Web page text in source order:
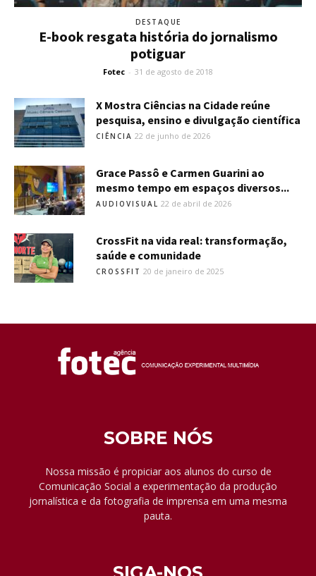
DESTAQUE
E-book resgata história do jornalismo
potiguar
Fotec - 31 de agosto de 2018
X Mostra Ciências na Cidade reúne
pesquisa, ensino e divulgação científica
CIÊNCIA 22 de junho de 2026
Grace Passô e Carmen Guarini ao
mesmo tempo em espaços diversos...
AUDIOVISUAL 22 de abril de 2026
CrossFit na vida real: transformação,
saúde e comunidade
CROSSFIT 20 de janeiro de 2025
SOBRE NÓS
Nossa missão é propiciar aos alunos do curso de
Comunicação Social a experimentação da produção
jornalística e da fotografia de imprensa em uma mesma
pauta.